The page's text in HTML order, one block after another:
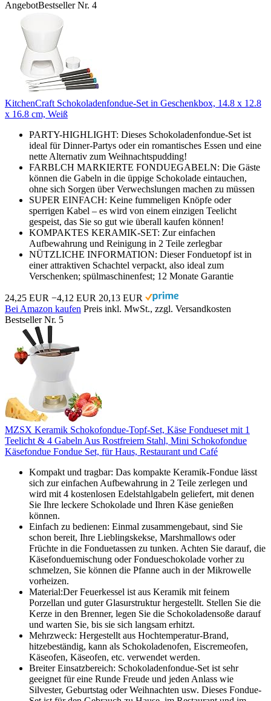
AngebotBestseller Nr. 4
KitchenCraft Schokoladenfondue-Set in Geschenkbox, 14.8 x 12.8
x 16.8 cm, Weiß
PARTY-HIGHLIGHT: Dieses Schokoladenfondue-Set ist
ideal für Dinner-Partys oder ein romantisches Essen und eine
nette Alternativ zum Weihnachtspudding!
FARBLCH MARKIERTE FONDUEGABELN: Die Gäste
können die Gabeln in die üppige Schokolade eintauchen,
ohne sich Sorgen über Verwechslungen machen zu müssen
SUPER EINFACH: Keine fummeligen Knöpfe oder
sperrigen Kabel – es wird von einem einzigen Teelicht
gespeist, das Sie so gut wie überall kaufen können!
KOMPAKTES KERAMIK-SET: Zur einfachen
Aufbewahrung und Reinigung in 2 Teile zerlegbar
NÜTZLICHE INFORMATION: Dieser Fonduetopf ist in
einer attraktiven Schachtel verpackt, also ideal zum
Verschenken; spülmaschinenfest; 12 Monate Garantie
24,25 EUR −4,12 EUR 20,13 EUR
Bei Amazon kaufen Preis inkl. MwSt., zzgl. Versandkosten
Bestseller Nr. 5
MZSX Keramik Schokofondue-Topf-Set, Käse Fondueset mit 1
Teelicht & 4 Gabeln Aus Rostfreiem Stahl, Mini Schokofondue
Käsefondue Fondue Set, für Haus, Restaurant und Café
Kompakt und tragbar: Das kompakte Keramik-Fondue lässt
sich zur einfachen Aufbewahrung in 2 Teile zerlegen und
wird mit 4 kostenlosen Edelstahlgabeln geliefert, mit denen
Sie Ihre leckere Schokolade und Ihren Käse genießen
können.
Einfach zu bedienen: Einmal zusammengebaut, sind Sie
schon bereit, Ihre Lieblingskekse, Marshmallows oder
Früchte in die Fonduetassen zu tunken. Achten Sie darauf, die
Käsefonduemischung oder Fondueschokolade vorher zu
schmelzen, Sie können die Pfanne auch in der Mikrowelle
vorheizen.
Material:Der Feuerkessel ist aus Keramik mit feinem
Porzellan und guter Glasurstruktur hergestellt. Stellen Sie die
Kerze in den Brenner, legen Sie die Schokoladensoße darauf
und warten Sie, bis sie sich langsam erhitzt.
Mehrzweck: Hergestellt aus Hochtemperatur-Brand,
hitzebeständig, kann als Schokoladenofen, Eiscremeofen,
Käseofen, Käseofen, etc. verwendet werden.
Breiter Einsatzbereich: Schokoladenfondue-Set ist sehr
geeignet für eine Runde Freude und jeden Anlass wie
Silvester, Geburtstag oder Weihnachten usw. Dieses Fondue-